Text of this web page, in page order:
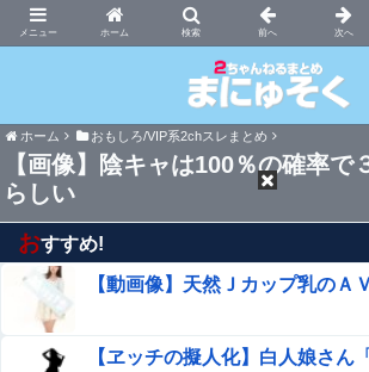
ホーム
まにゅそく 2chまとめニュース速
ホーム おもしろ/VIP系2chスレまとめ
【画像】陰キャは100％の確率で
らしい
おすすめ!
【動画像】天然Ｊカップ乳のＡ
【ヱッチの擬人化】白人娘さん